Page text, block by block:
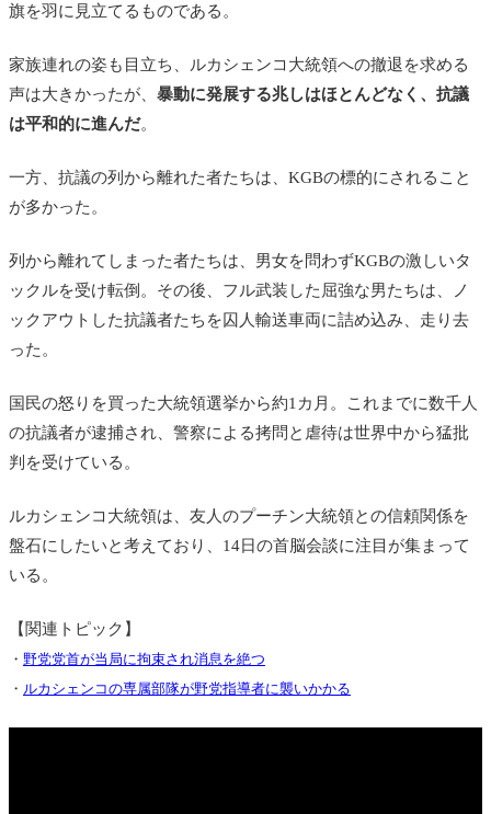
旗を羽に見立てるものである。
家族連れの姿も目立ち、ルカシェンコ大統領への撤退を求める
声は大きかったが、 暴動に発展する兆しはほとんどなく、抗議
は平和的に進んだ。
一方、抗議の列から離れた者たちは、KGBの標的にされること
が多かった。
列から離れてしまった者たちは、男女を問わずKGBの激しいタ
ックルを受け転倒。その後、フル武装した屈強な男たちは、ノ
ックアウトした抗議者たちを囚人輸送車両に詰め込み、走り去
った。
国民の怒りを買った大統領選挙から約1カ月。これまでに数千人
の抗議者が逮捕され、警察による拷問と虐待は世界中から猛批
判を受けている。
ルカシェンコ大統領は、友人のプーチン大統領との信頼関係を
盤石にしたいと考えており、14日の首脳会談に注目が集まって
いる。
【関連トピック】
・ 野党党首が当局に拘束され消息を絶つ
・ ルカシェンコの専属部隊が野党指導者に襲いかかる